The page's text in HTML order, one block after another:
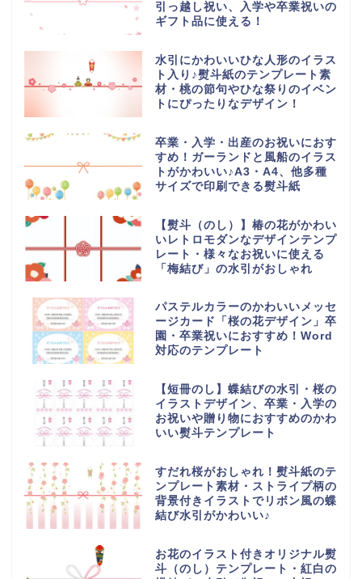
引っ越し祝い、入学や卒業祝いの
ギフト品に使える！
水引にかわいいひな人形のイラス
ト入り♪熨斗紙のテンプレート素
材・桃の節句やひな祭りのイベン
トにぴったりなデザイン！
卒業・入学・出産のお祝いにおす
すめ！ガーランドと風船のイラス
トがかわいい♪A3・A4、他多種
サイズで印刷できる熨斗紙
【熨斗（のし）】椿の花がかわい
いレトロモダンなデザインテンプ
レート・様々なお祝いに使える
「梅結び」の水引がおしゃれ
パステルカラーのかわいいメッセ
ージカード「桜の花デザイン」卒
園・卒業祝いにおすすめ！Word
対応のテンプレート
【短冊のし】蝶結びの水引・桜の
イラストデザイン、卒業・入学の
お祝いや贈り物におすすめのかわ
いい熨斗テンプレート
すだれ桜がおしゃれ！熨斗紙のテ
ンプレート素材・ストライプ柄の
背景付きイラストでリボン風の蝶
結び水引がかわいい♪
お花のイラスト付きオリジナル熨
斗（のし）テンプレート・紅白の